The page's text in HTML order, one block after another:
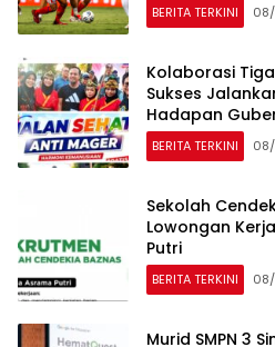
BERITA TERKINI
Kolaborasi
Sukses
Hadapan
BERITA TERKINI
Sekolah
Lowongan
Putri
BERITA TERKINI
Murid SMPN 3